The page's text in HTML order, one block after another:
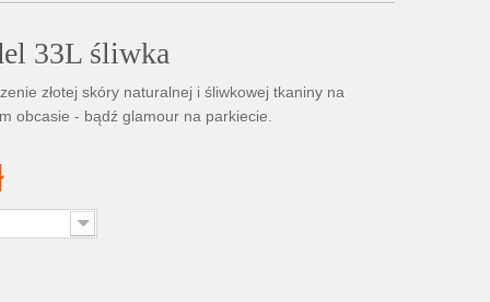
33L śliwka
złotej skóry naturalnej i śliwkowej tkaniny na
obcasie - bądź glamour na parkiecie.